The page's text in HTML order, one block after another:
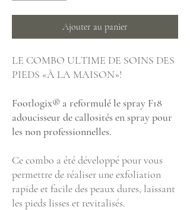
Ajouter au panier
LE COMBO ULTIME DE SOINS DES
PIEDS «À LA MAISON»!
Footlogix® a reformulé le spray F18
adoucisseur de callosités en spray pour
les non professionnelles.
Ce combo a été développé pour vous
permettre de réaliser une exfoliation
rapide et facile des peaux dures, laissant
les pieds lisses et revitalisés.